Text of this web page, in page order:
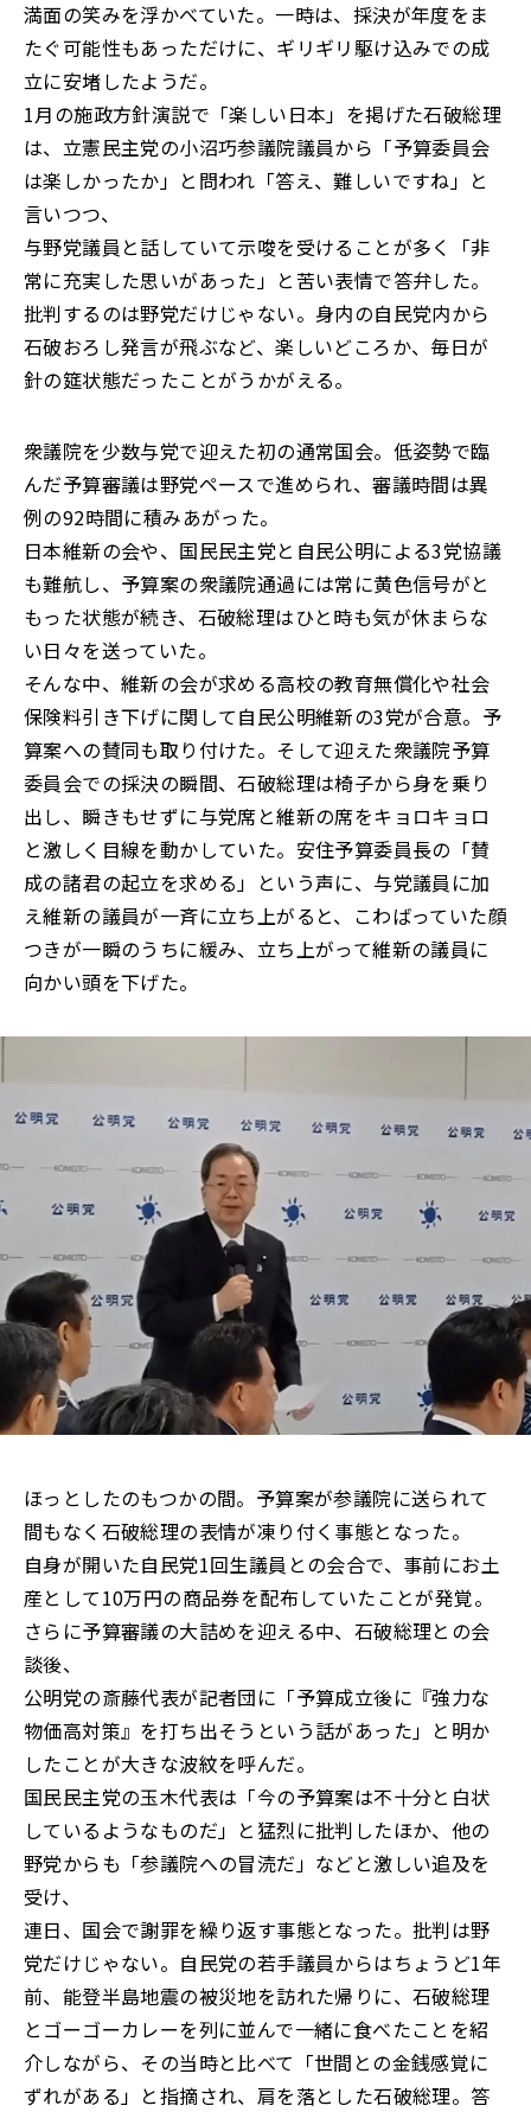
満面の笑みを浮かべていた。一時は、採決が年度をま
たぐ可能性もあっただけに、ギリギリ駆け込みでの成
立に安堵したようだ。
1月の施政方針演説で「楽しい日本」を掲げた石破総理
は、立憲民主党の小沼巧参議院議員から「予算委員会
は楽しかったか」と問われ「答え、難しいですね」と
言いつつ、
与野党議員と話していて示唆を受けることが多く「非
常に充実した思いがあった」と苦い表情で答弁した。
批判するのは野党だけじゃない。身内の自民党内から
石破おろし発言が飛ぶなど、楽しいどころか、毎日が
針の筵状態だったことがうかがえる。
衆議院を少数与党で迎えた初の通常国会。低姿勢で臨
んだ予算審議は野党ペースで進められ、審議時間は異
例の92時間に積みあがった。
日本維新の会や、国民民主党と自民公明による3党協議
も難航し、予算案の衆議院通過には常に黄色信号がと
もった状態が続き、石破総理はひと時も気が休まらな
い日々を送っていた。
そんな中、維新の会が求める高校の教育無償化や社会
保険料引き下げに関して自民公明維新の3党が合意。予
算案への賛同も取り付けた。そして迎えた衆議院予算
委員会での採決の瞬間、石破総理は椅子から身を乗り
出し、瞬きもせずに与党席と維新の席をキョロキョロ
と激しく目線を動かしていた。安住予算委員長の「賛
成の諸君の起立を求める」という声に、与党議員に加
え維新の議員が一斉に立ち上がると、こわばっていた顔
つきが一瞬のうちに緩み、立ち上がって維新の議員に
向かい頭を下げた。
ほっとしたのもつかの間。予算案が参議院に送られて
間もなく石破総理の表情が凍り付く事態となった。
自身が開いた自民党1回生議員との会合で、事前にお土
産として10万円の商品券を配布していたことが発覚。
さらに予算審議の大詰めを迎える中、石破総理との会
談後、
公明党の斎藤代表が記者団に「予算成立後に『強力な
物価高対策』を打ち出そうという話があった」と明か
したことが大きな波紋を呼んだ。
国民民主党の玉木代表は「今の予算案は不十分と白状
しているようなものだ」と猛烈に批判したほか、他の
野党からも「参議院への冒涜だ」などと激しい追及を
受け、
連日、国会で謝罪を繰り返す事態となった。批判は野
党だけじゃない。自民党の若手議員からはちょうど1年
前、能登半島地震の被災地を訪れた帰りに、石破総理
とゴーゴーカレーを列に並んで一緒に食べたことを紹
介しながら、その当時と比べて「世間との金銭感覚に
ずれがある」と指摘され、肩を落とした石破総理。答